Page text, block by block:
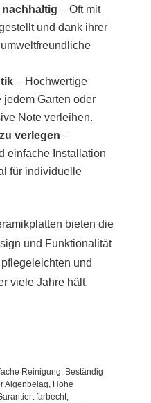
– Oft mit
und dank ihrer
– Hochwertige
jedem Garten oder
Note verleihen.
verlegen –
einfache Installation
für individuelle
bieten die
und Funktionalität
und
viele Jahre hält.
Reinigung, Beständig
Algenbelag, Hohe
farbecht,